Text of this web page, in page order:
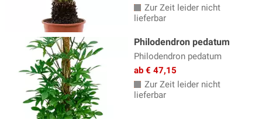
Zur Zeit leider nicht
lieferbar
Philodendron pedatum
Philodendron pedatum
ab € 47,15
Zur Zeit leider nicht
lieferbar